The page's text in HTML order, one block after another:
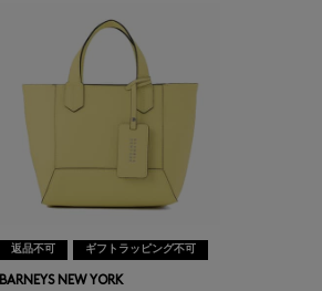
返品不可 ギフトラッピング不可
BARNEYS NEW YORK